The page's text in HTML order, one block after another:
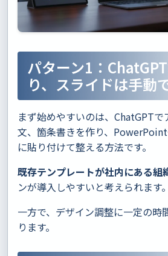
パターン1：ChatGPT
り、スライドは手動
まず始めやすいのは、ChatGPT
文、箇条書きを作り、
に貼り付けて整える方法です。
既存テンプレートが社内にある組
ンが導入しやすいと考えられます。
一方で、デザイン調整に一定の時
ります。